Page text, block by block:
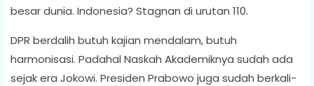
besar dunia. Indonesia? Stagnan di urutan 110.
DPR berdalih butuh kajian mendalam, butuh
harmonisasi. Padahal Naskah Akademiknya sudah ada
sejak era Jokowi. Presiden Prabowo juga sudah berkali-